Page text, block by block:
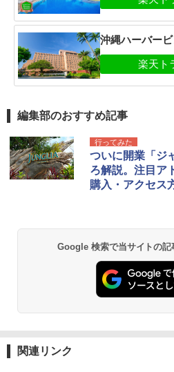
沖縄ハーバー
編集部のおすすめ記事
行ってみた
ついに開業「ジ
ろ解説。注目ア
購入・アクセス
Google 検索で当サイトの記
関連リンク